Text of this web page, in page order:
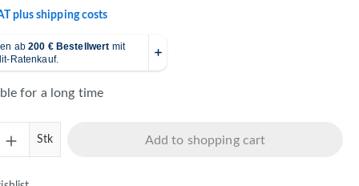
plus shipping costs
for a long time
Enter the desired amount or
Stk Add to shopping cart